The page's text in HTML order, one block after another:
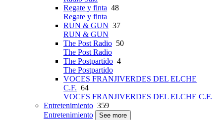
Regate y finta 48
Regate y finta
RUN & GUN 37
RUN & GUN
The Post Radio 50
The Post Radio
The Postpartido 4
The Postpartido
VOCES FRANJIVERDES DEL ELCHE
C.F. 64
VOCES FRANJIVERDES DEL ELCHE C.F.
Entretenimiento 359
Entretenimiento
See more